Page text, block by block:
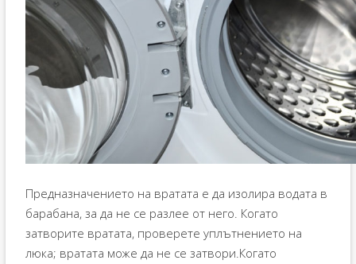
Предназначението на вратата е да изолира водата в
барабана, за да не се разлее от него. Когато
затворите вратата, проверете уплътнението на
люка; вратата може да не се затвори.Когато